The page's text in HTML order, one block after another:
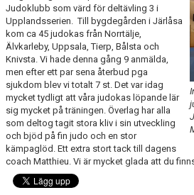
TRÄNINGSSCHEMA
MEDLEMSINFO
OM KLUBBEN
TÄVLINGAR/TRÄNINGSLÄGER
KALENDARIUM
Judoklubb som värd för deltävling 3 i
Upplandsserien. Till bygdegården i Järlåsa
kom ca 45 judokas från Norrtälje,
Älvkarleby, Uppsala, Tierp, Bålsta och
Knivsta. Vi hade denna gång 9 anmälda,
men efter ett par sena återbud pga
sjukdom blev vi totalt 7 st. Det var idag
mycket tydligt att våra judokas löpande lär
sig mycket på träningen. Överlag har alla
som deltog tagit stora kliv i sin utveckling
och bjöd på fin judo och en stor
kämpaglöd. Ett extra stort tack till dagens
coach Matthieu. Vi är mycket glada att du